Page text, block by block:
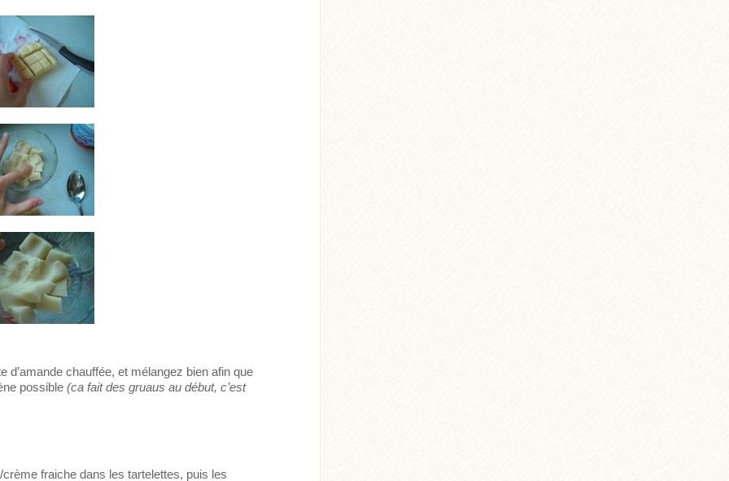
d’amande chauffée, et mélangez bien afin que
possible(ca fait des gruaus au début, c’est
crème fraiche dans les tartelettes, puis les